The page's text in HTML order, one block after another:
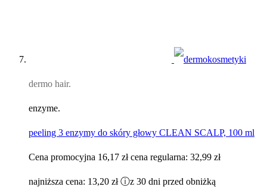
dermo hair.
enzyme.
peeling 3 enzymy do skóry głowy CLEAN SCALP, 100 ml
Cena promocyjna 16,17 zł cena regularna: 32,99 zł
najniższa cena: 13,20 zł ⓘz 30 dni przed obniżką